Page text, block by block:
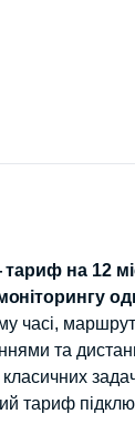
на 12
часі,
та
тариф